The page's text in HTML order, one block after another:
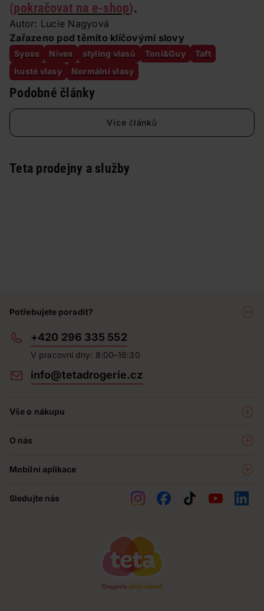
(pokračovat na e-shop).
Autor: Lucie Nagyová
Zařazeno pod těmito klíčovými slovy
Syoss Nivea styling vlasů Toni&Guy
Taft
husté vlasy
Normální vlasy
Podobné články
Více článků
Teta prodejny a služby
Potřebujete poradit?
+420 296 335 552
V pracovní dny: 8:00–16:30
info@tetadrogerie.cz
Vše o nákupu
Prodejny
Obchodní podmínky
O nás
Teta pomáhá
Mobilní aplikace
Sledujte nás